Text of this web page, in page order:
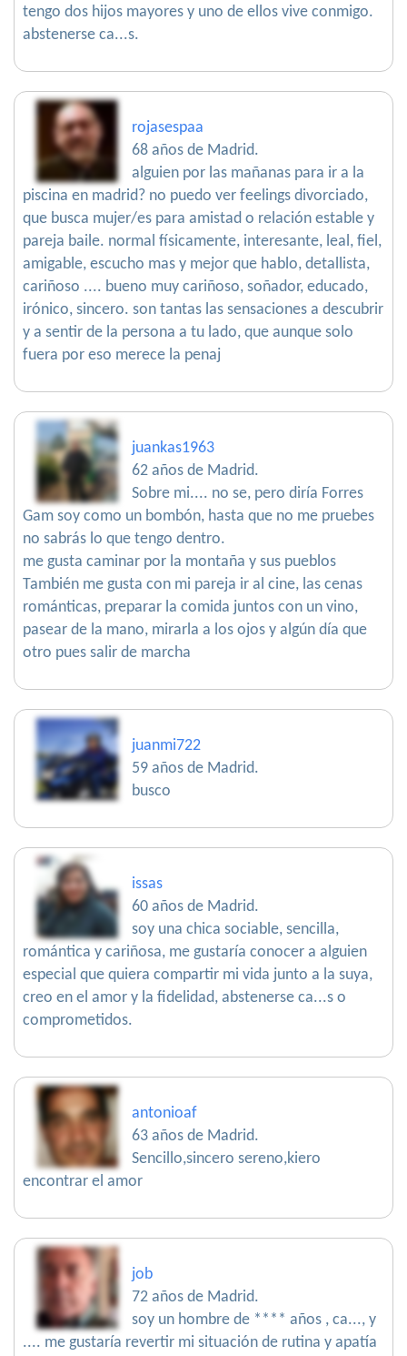
tengo dos hijos mayores y uno de ellos vive conmigo.
abstenerse ca...s.
rojasespaa
68 años de Madrid.
alguien por las mañanas para ir a la
piscina en madrid? no puedo ver feelings divorciado,
que busca mujer/es para amistad o relación estable y
pareja baile. normal físicamente, interesante, leal, fiel,
amigable, escucho mas y mejor que hablo, detallista,
cariñoso .... bueno muy cariñoso, soñador, educado,
irónico, sincero. son tantas las sensaciones a descubrir
y a sentir de la persona a tu lado, que aunque solo
fuera por eso merece la penaj
juankas1963
62 años de Madrid.
Sobre mi.... no se, pero diría Forres
Gam soy como un bombón, hasta que no me pruebes
no sabrás lo que tengo dentro.
me gusta caminar por la montaña y sus pueblos
También me gusta con mi pareja ir al cine, las cenas
románticas, preparar la comida juntos con un vino,
pasear de la mano, mirarla a los ojos y algún día que
otro pues salir de marcha
juanmi722
59 años de Madrid.
busco
issas
60 años de Madrid.
soy una chica sociable, sencilla,
romántica y cariñosa, me gustaría conocer a alguien
especial que quiera compartir mi vida junto a la suya,
creo en el amor y la fidelidad, abstenerse ca...s o
comprometidos.
antonioaf
63 años de Madrid.
Sencillo,sincero sereno,kiero
encontrar el amor
job
72 años de Madrid.
soy un hombre de **** años , ca..., y
.... me gustaría revertir mi situación de rutina y apatía